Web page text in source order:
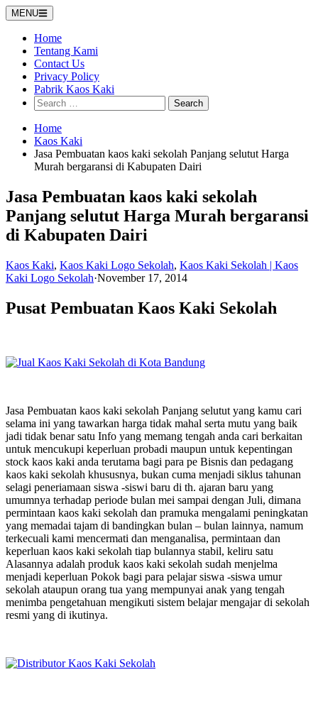
Skip
to
content
MENU
Home
Tentang Kami
Contact Us
Privacy Policy
Pabrik Kaos Kaki
Search
for:
Home
Kaos Kaki
Jasa Pembuatan kaos kaki sekolah Panjang selutut Harga
Murah bergaransi di Kabupaten Dairi
Jasa Pembuatan kaos kaki sekolah
Panjang selutut Harga Murah bergaransi
di Kabupaten Dairi
Kaos Kaki, Kaos Kaki Logo Sekolah, Kaos Kaki Sekolah | Kaos
Kaki Logo Sekolah·November 17, 2014
Pusat Pembuatan Kaos Kaki Sekolah
Jasa Pembuatan kaos kaki sekolah Panjang selutut yang kamu cari
selama ini yang tawarkan harga tidak mahal serta mutu yang baik
jadi tidak benar satu Info yang memang tengah anda cari berkaitan
untuk mencukupi keperluan probadi maupun untuk kepentingan
stock kaos kaki anda terutama bagi para pe Bisnis dan pedagang
kaos kaki sekolah khususnya, bukan cuma menjadi siklus tahunan
selagi peneriamaan siswa -siswi baru di th. ajaran baru yang
umumnya terhadap periode bulan mei sampai dengan Juli, dimana
permintaan kaos kaki sekolah dan pramuka mengalami peningkatan
yang memadai tajam di bandingkan bulan – bulan lainnya, namum
terkecuali kami mencermati dan menganalisa, permintaan dan
keperluan kaos kaki sekolah tiap bulannya stabil, keliru satu
Alasannya adalah produk kaos kaki sekolah sudah menjelma
menjadi keperluan Pokok bagi para pelajar siswa -siswa umur
sekolah ataupun orang tua yang mempunyai anak yang tengah
menimba pengetahuan mengikuti sistem belajar mengajar di sekolah
resmi yang di ikutinya.